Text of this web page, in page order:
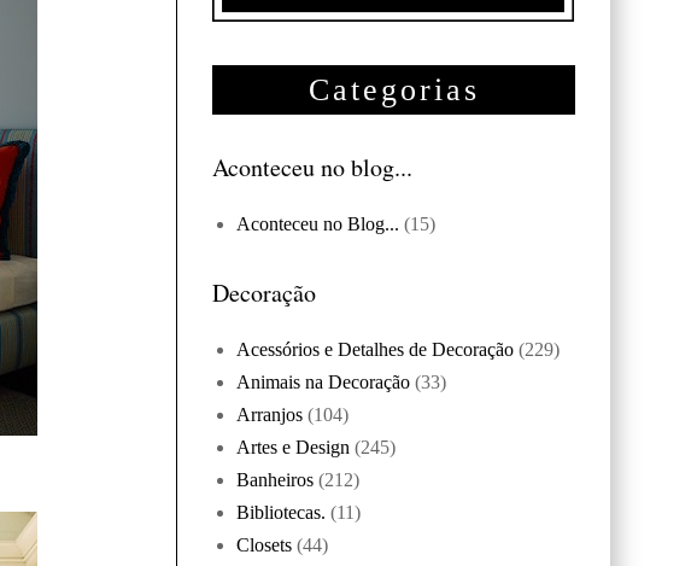
Categorias
Aconteceu no blog...
Aconteceu no Blog... (15)
Decoração
Acessórios e Detalhes de Decoração (229)
Animais na Decoração (33)
Arranjos (104)
Artes e Design (245)
Banheiros (212)
Bibliotecas. (11)
Closets (44)